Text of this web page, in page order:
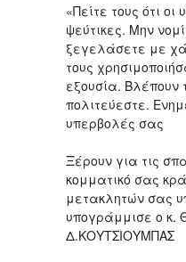
«Πείτε τους ότι
ψεύτικες. Μην
ξεγελάσετε με
τους
εξουσία. Βλέπουν
πολιτεύεστε.
υπερβολές σας
Ξέρουν για τις
κομματικό σας
μετακλητών σας
υπογράμμισε ο κ.
Δ.ΚΟΥΤΣΙΟΥΜΠΑΣ